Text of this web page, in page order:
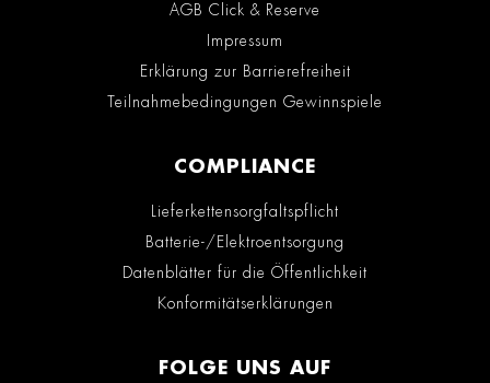
AGB Click & Reserve
Impressum
Erklärung zur Barrierefreiheit
Teilnahmebedingungen Gewinnspiele
COMPLIANCE
Lieferkettensorgfaltspflicht
Batterie-/Elektroentsorgung
Datenblätter für die Öffentlichkeit
Konformitätserklärungen
FOLGE UNS AUF